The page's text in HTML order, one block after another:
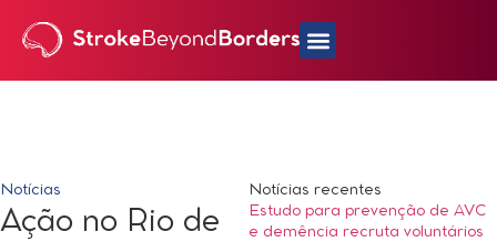
Notícias
Ação no Rio de
Notícias recentes
Estudo para prevenção de AVC
e demência recruta voluntários